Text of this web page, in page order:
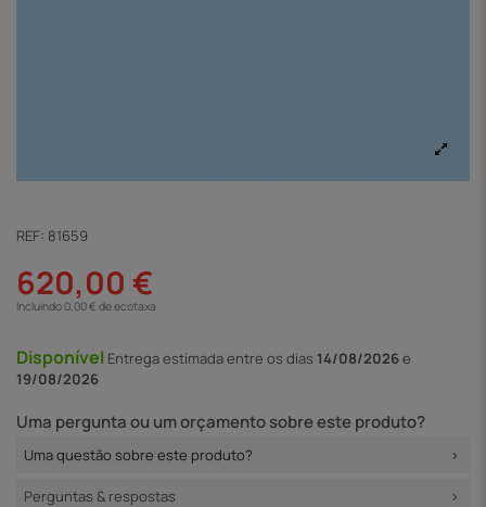
REF: 81659
620,00 €
Incluindo 0,00 € de ecotaxa
Disponível Entregaestimada entre os dias 14/08/2026e
19/08/2026
Uma pergunta ou um orçamento sobre este produto?
Uma questão sobre este produto?
Perguntas & respostas